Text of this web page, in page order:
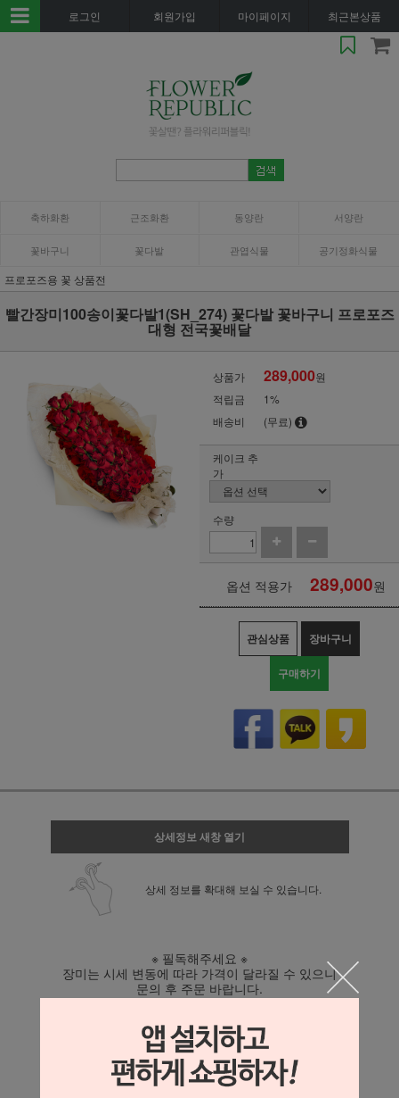
로그인 회원가입 마이페이지 최근본상품
축하화환 근조화환 동양란 서양란
꽃바구니 꽃다발 관엽식물 공기정화식물
프로포즈용 꽃 상품전
빨간장미100송이꽃다발1(SH_274) 꽃다발 꽃바구니 프로포즈
대형 전국꽃배달
상품가 289,000원
적립금
1%
배송비
(무료)
케이크 추
가
수량
옵션 적용가 289,000원
관심상품 장바구니
구매하기
상세정보 새창 열기
상세 정보를 확대해 보실 수 있습니다.
※ 필독해주세요 ※
장미는 시세 변동에 따라 가격이 달라질 수 있으니
문의 후 주문 바랍니다.